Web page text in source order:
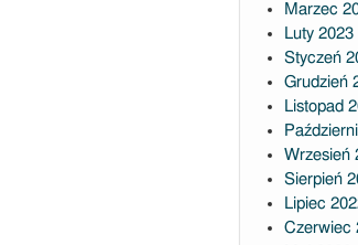
Marzec
Luty 2023
Styczeń
Grudzień
Listopad
Wrzesień
Sierpień
Lipiec
Czerwiec